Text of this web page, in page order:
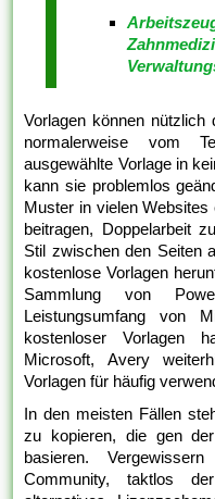
Vorlagen können
normalerweise vom
ausgewählte Vorlage in
kann sie problemlos
Muster in vielen
beitragen, Doppelarbeit
Stil zwischen den Seiten
kostenlose Vorlagen
Sammlung von
Leistungsumfang von
kostenloser Vorlagen
Microsoft, Avery
Vorlagen für häufig
In den meisten Fällen
zu kopieren, die gen der
basieren.
Community, taktlos